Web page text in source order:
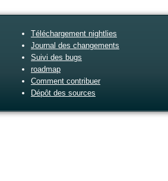
Téléchargement nightlies
Journal des changements
Suivi des bugs
roadmap
Comment contribuer
Dépôt des sources